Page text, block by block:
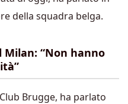
della squadra belga.
Milan: “Non hanno
Brugge, ha parlato